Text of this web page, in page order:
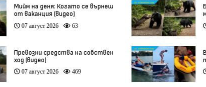
Мийм на деня: Когато се върнеш
от ваканция (видео)
07 август 2026 63
Превозни средства на собствен
ход (видео)
07 август 2026 469